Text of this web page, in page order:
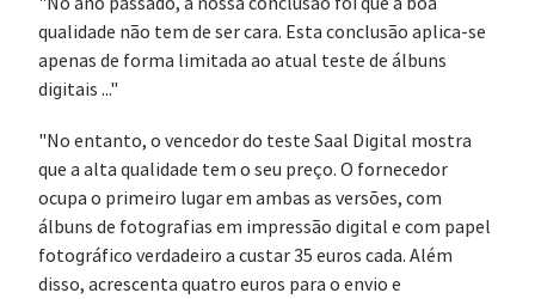
qualidade não tem de ser cara. Esta conclusão aplica-se
apenas de forma limitada ao atual teste de álbuns
digitais ..."
"No entanto, o vencedor do teste Saal Digital mostra
que a alta qualidade tem o seu preço. O fornecedor
ocupa o primeiro lugar em ambas as versões, com
álbuns de fotografias em impressão digital e com papel
fotográfico verdadeiro a custar 35 euros cada. Além
disso, acrescenta quatro euros para o envio e